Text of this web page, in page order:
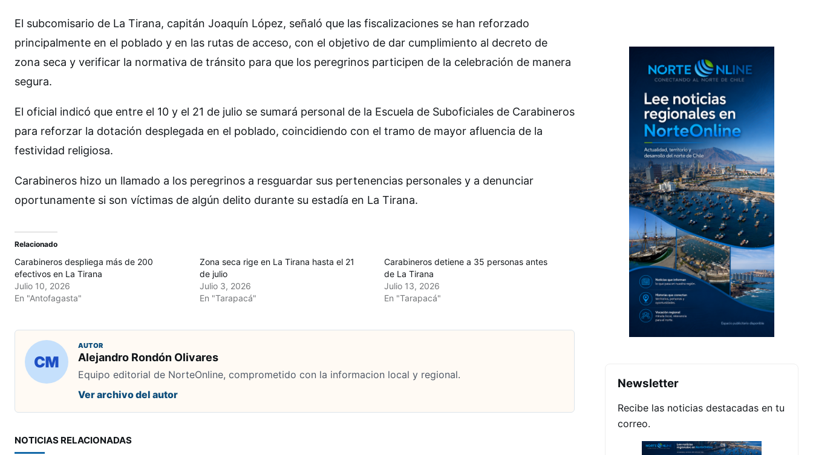
El subcomisario de La Tirana, capitán Joaquín López, señaló que las fiscalizaciones se han reforzado
principalmente en el poblado y en las rutas de acceso, con el objetivo de dar cumplimiento al decreto de
zona seca y verificar la normativa de tránsito para que los peregrinos participen de la celebración de manera
segura.
El oficial indicó que entre el 10 y el 21 de julio se sumará personal de la Escuela de Suboficiales de Carabineros
para reforzar la dotación desplegada en el poblado, coincidiendo con el tramo de mayor afluencia de la
festividad religiosa.
Carabineros hizo un llamado a los peregrinos a resguardar sus pertenencias personales y a denunciar
oportunamente si son víctimas de algún delito durante su estadía en La Tirana.
Relacionado
Carabineros despliega más de 200
efectivos en La Tirana
Julio 10, 2026
En "Antofagasta"
Zona seca rige en La Tirana hasta el 21
de julio
Julio 3, 2026
En "Tarapacá"
Carabineros detiene a 35 personas antes
de La Tirana
Julio 13, 2026
En "Tarapacá"
AUTOR
Alejandro Rondón Olivares
Equipo editorial de NorteOnline, comprometido con la informacion local y regional.
Ver archivo del autor
NOTICIAS RELACIONADAS
Newsletter
Recibe las noticias destacadas en tu
correo.